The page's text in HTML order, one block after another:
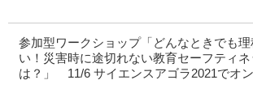
参加型ワークショップ「どんなときでも
い！災害時に途切れない教育セーフティネ
は？」 11/6 サイエンスアゴラ2021でオ